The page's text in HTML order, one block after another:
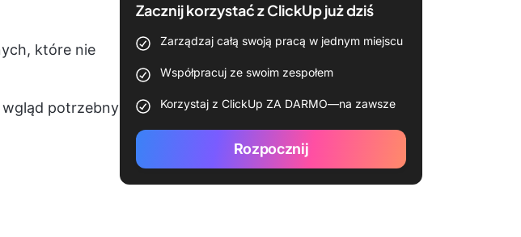
które nie
potrzebny
Zacznij korzystać z ClickUp już dziś
Zarządzaj całą swoją pracą w jednym miejscu
Współpracuj ze swoim zespołem
Korzystaj z ClickUp ZA DARMO—na zawsze
Rozpocznij